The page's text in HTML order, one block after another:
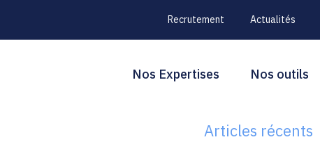
Recrutement Actualités
Principal
Nos Expertises Nos outils
Blog
Rechercher
Articles récents